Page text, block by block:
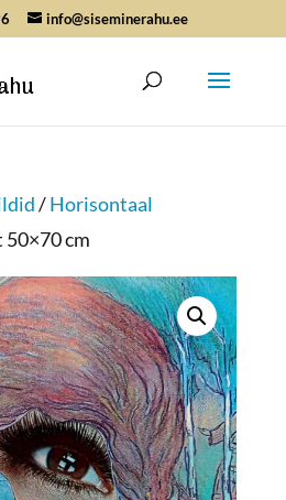
info@siseminerahu.ee
/Horisontaal
cm